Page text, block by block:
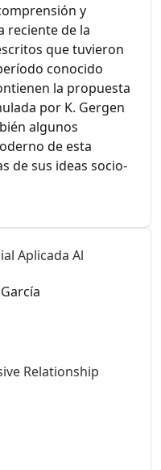
y
reciente de la
que tuvieron
conocido
la propuesta
por K. Gergen
algunos
de esta
de sus ideas socio-
Aplicada Al
Relationship